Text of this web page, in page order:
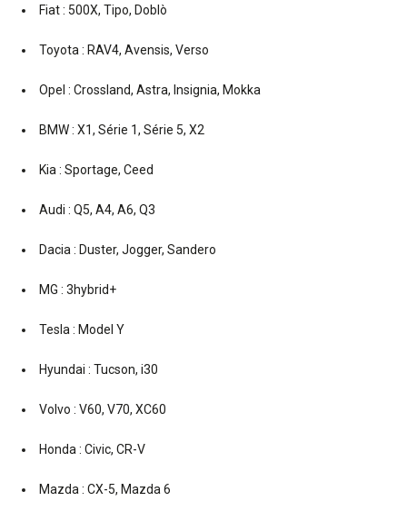
Fiat : 500X, Tipo, Doblò
Toyota : RAV4, Avensis, Verso
Opel : Crossland, Astra, Insignia, Mokka
BMW : X1, Série 1, Série 5, X2
Kia : Sportage, Ceed
Audi : Q5, A4, A6, Q3
Dacia : Duster, Jogger, Sandero
MG : 3hybrid+
Tesla : Model Y
Hyundai : Tucson, i30
Volvo : V60, V70, XC60
Honda : Civic, CR-V
Mazda : CX-5, Mazda 6